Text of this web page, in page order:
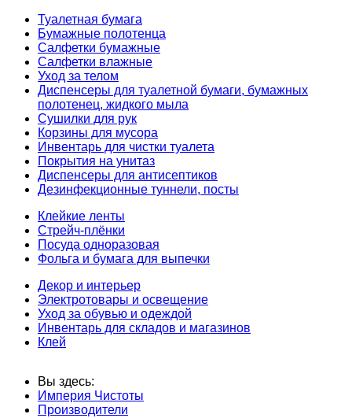
Туалетная бумага
Бумажные полотенца
Салфетки бумажные
Салфетки влажные
Уход за телом
Диспенсеры для туалетной бумаги, бумажных
полотенец, жидкого мыла
Сушилки для рук
Корзины для мусора
Инвентарь для чистки туалета
Покрытия на унитаз
Диспенсеры для антисептиков
Дезинфекционные туннели, посты
Клейкие ленты
Стрейч-плёнки
Посуда одноразовая
Фольга и бумага для выпечки
Декор и интерьер
Электротовары и освещение
Уход за обувью и одеждой
Инвентарь для складов и магазинов
Клей
Вы здесь:
Империя Чистоты
Производители